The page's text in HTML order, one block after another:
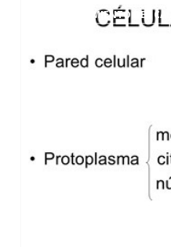
debe
MANTENIMIENTO DEL